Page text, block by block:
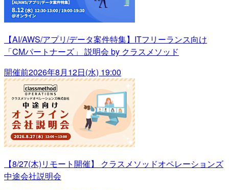
【AI/AWS/アプリ/データ案件特集】ITフリーランス向け
「CMパートナーズ」 説明会 by クラスメソッド
開催前2026年8月12日(水) 19:00
【8/27(木)リモート開催】 クラスメソッドオペレーションズ
中途会社説明会